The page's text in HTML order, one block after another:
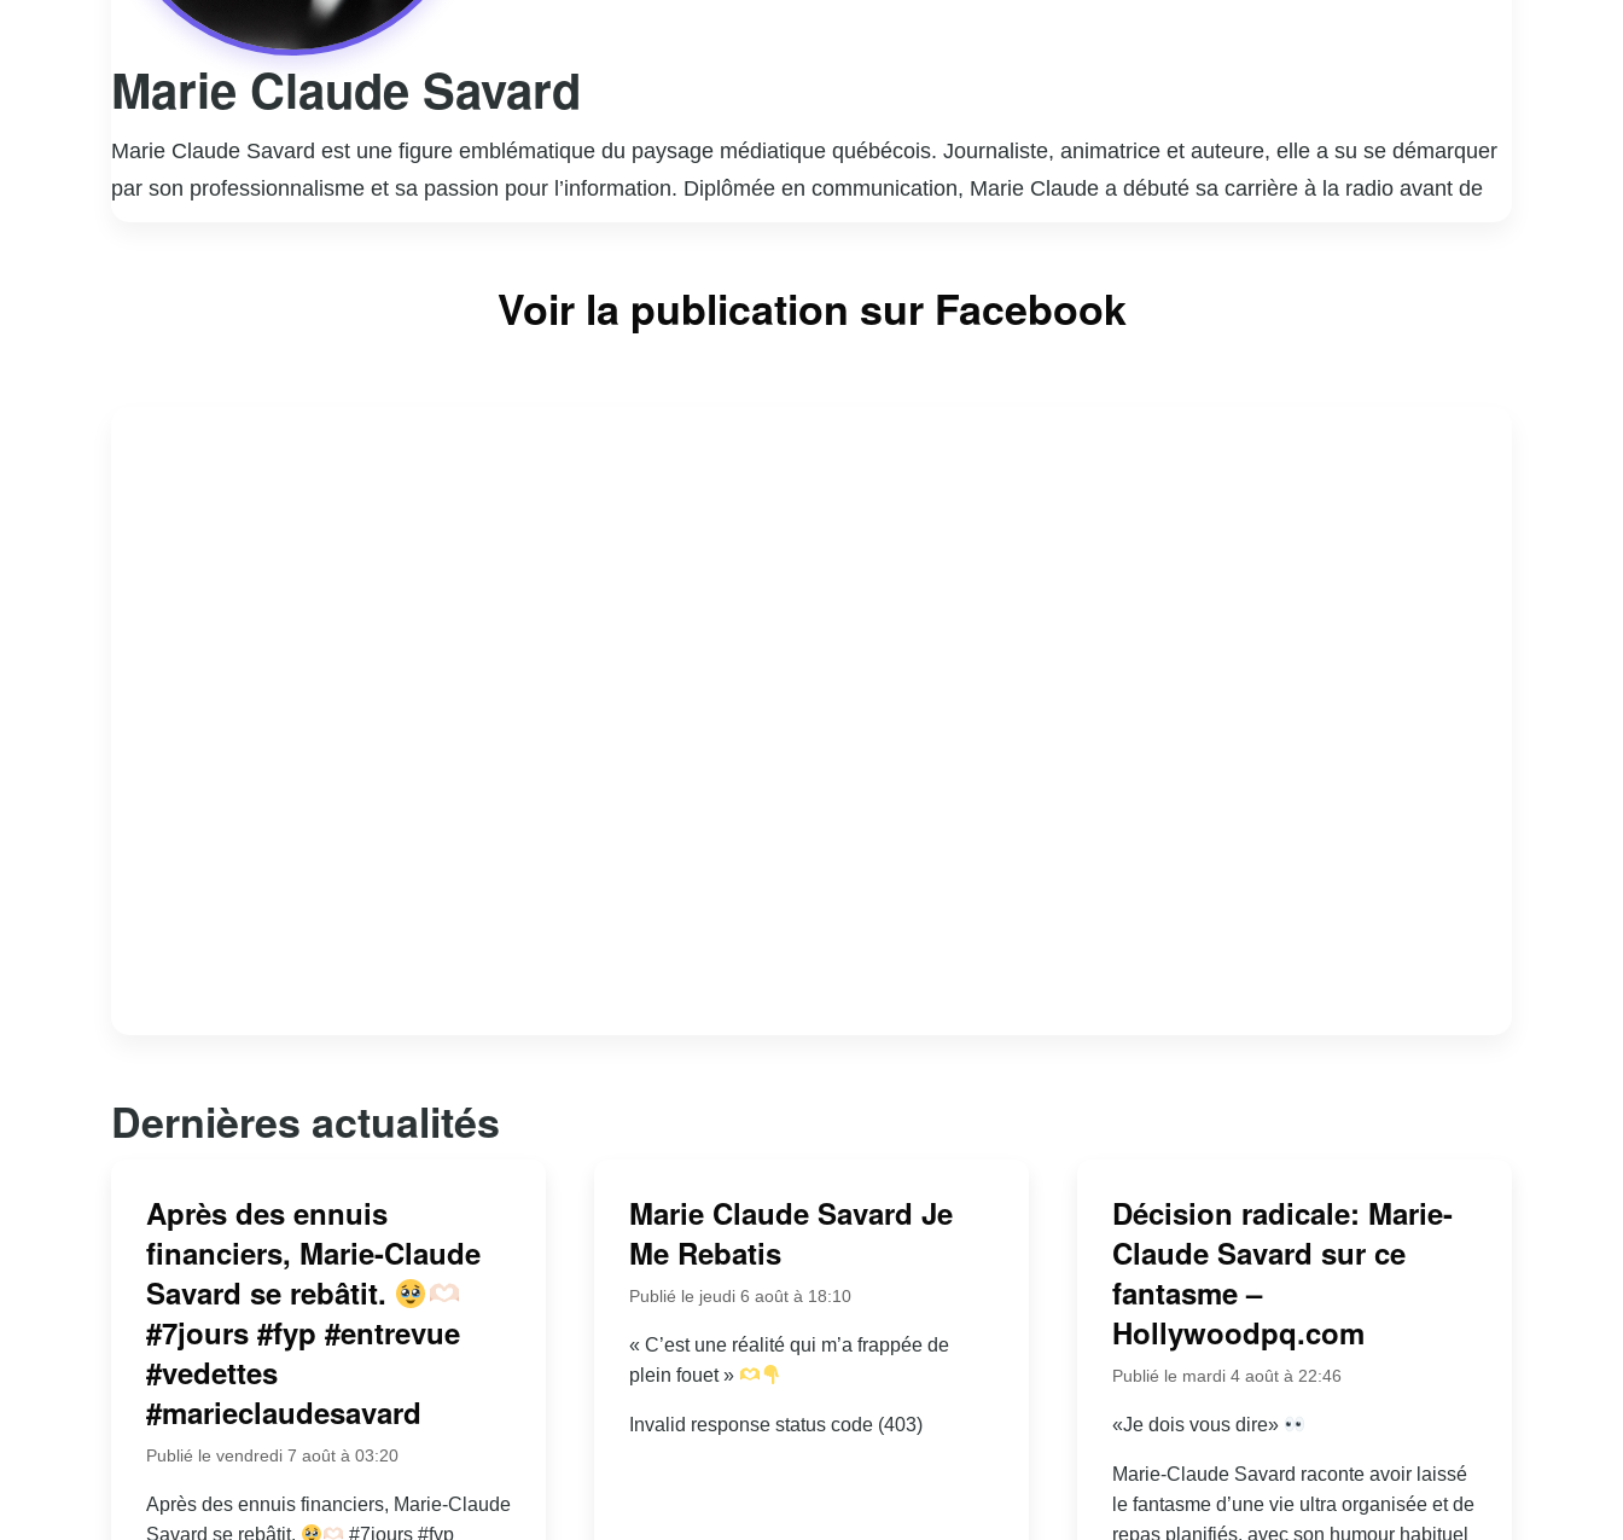
Marie Claude Savard
Marie Claude Savard est une figure emblématique du paysage médiatique québécois. Journaliste, animatrice et auteure, elle a su se démarquer
par son professionnalisme et sa passion pour l’information. Diplômée en communication, Marie Claude a débuté sa carrière à la radio avant de
Claude est également une auteure accomplie, ayant publié plusieurs ouvrages qui reflètent son engagement envers des causes sociales
importantes. Son parcours est marqué par une constante quête de vérité et une volonté de donner une voix à ceux qui en ont le plus besoin.
Voir la publication sur Facebook
Dernières actualités
Après des ennuis
financiers, Marie-Claude
Savard se rebâtit.
#7jours #fyp #entrevue
#vedettes
#marieclaudesavard
Publié le vendredi 7 août à 03:20
Après des ennuis financiers, Marie-Claude
Savard se rebâtit.
#7jours #fyp
Marie Claude Savard Je
Me Rebatis
Publié le jeudi 6 août à 18:10
« C’est une réalité qui m’a frappée de
plein fouet »
Invalid response status code (403)
Décision radicale: Marie-
Claude Savard sur ce
fantasme –
Hollywoodpq.com
Publié le mardi 4 août à 22:46
«Je dois vous dire»
Marie-Claude Savard raconte avoir laissé
le fantasme d’une vie ultra organisée et de
repas planifiés, avec son humour habituel